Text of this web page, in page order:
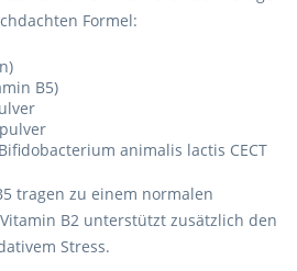
Formel:
B5)
animalis lactis CECT
tragen zu einem normalen
B2 unterstützt zusätzlich den
Stress.